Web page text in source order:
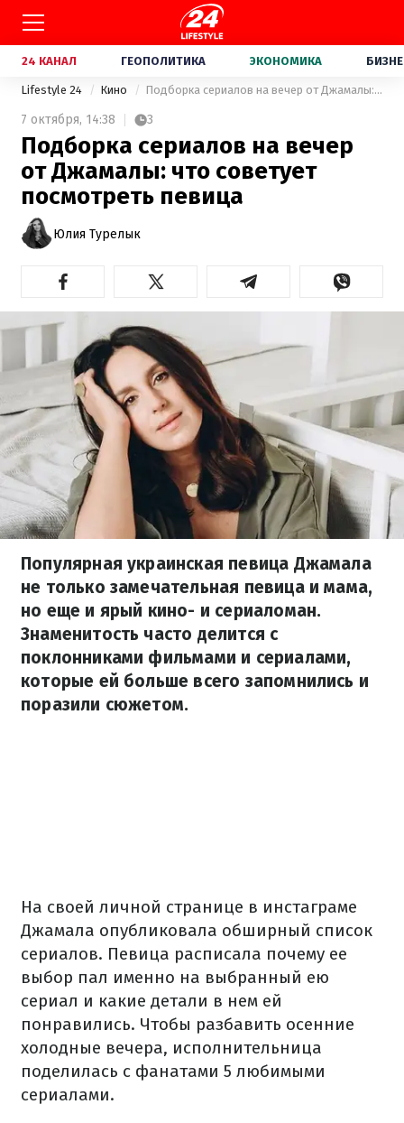
24 КАНАЛ ГЕОПОЛИТИКА ЭКОНОМИКА
Lifestyle 24 Кино Подборка сериалов на вечер от Джамалы: что советует посмотреть певица
7 октября, 14:38 3
Подборка сериалов на вечер
от Джамалы: что советует
посмотреть певица
Юлия Турелык
Популярная украинская певица Джамала
не только замечательная певица и мама,
но еще и ярый кино- и сериаломан.
Знаменитость часто делится с
поклонниками фильмами и сериалами,
которые ей больше всего запомнились и
поразили сюжетом.
На своей личной странице в инстаграме
Джамала опубликовала обширный список
сериалов. Певица расписала почему ее
выбор пал именно на выбранный ею
сериал и какие детали в нем ей
понравились. Чтобы разбавить осенние
холодные вечера, исполнительница
поделилась с фанатами 5 любимыми
сериалами.